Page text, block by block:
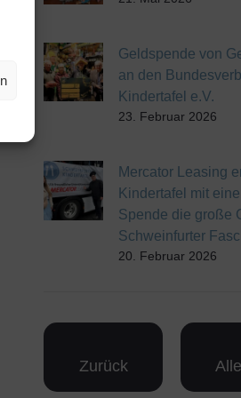
Geldspende von
an den
Kindertafel e.V.
23. Februar 2026
Mercator Leasing
Kindertafel mit
Spende die große
Schweinfurter
20. Februar 2026
Zurück